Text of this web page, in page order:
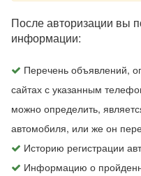
После авторизации вы
информации:
Перечень объявлений,
сайтах с указанным
можно определить,
автомобиля, или же он
Историю регистрации
Информацию о